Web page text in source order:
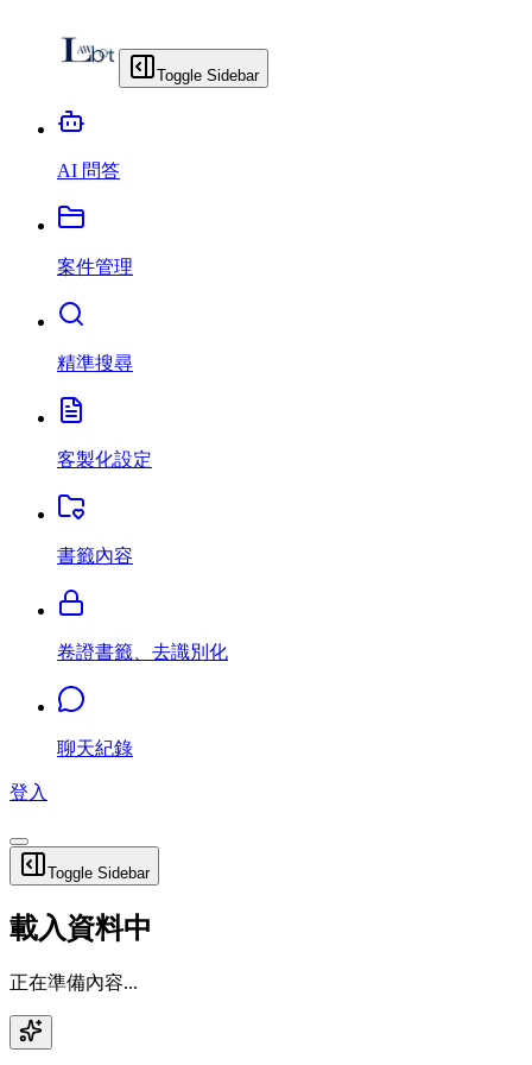
Toggle Sidebar
AI 問答
案件管理
精準搜尋
客製化設定
書籤內容
卷證書籤、去識別化
聊天紀錄
登入
Toggle Sidebar
載入資料中
正在準備內容...